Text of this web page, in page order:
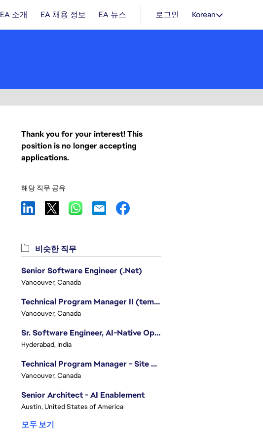
EA 소개 EA 채용 정보 EA 뉴스 로그인 Korean
Thank you for your interest! This
position is no longer accepting
applications.
해당 직무 공유
비슷한 직무
Senior Software Engineer (.Net)
Vancouver, Canada
Technical Program Manager II (temporary)
Vancouver, Canada
Sr. Software Engineer, AI-Native Operations Platform
Hyderabad, India
Technical Program Manager - Site Reliability Engineering (SRE)
Vancouver, Canada
Senior Architect - AI Enablement
Austin, United States of America
모두 보기